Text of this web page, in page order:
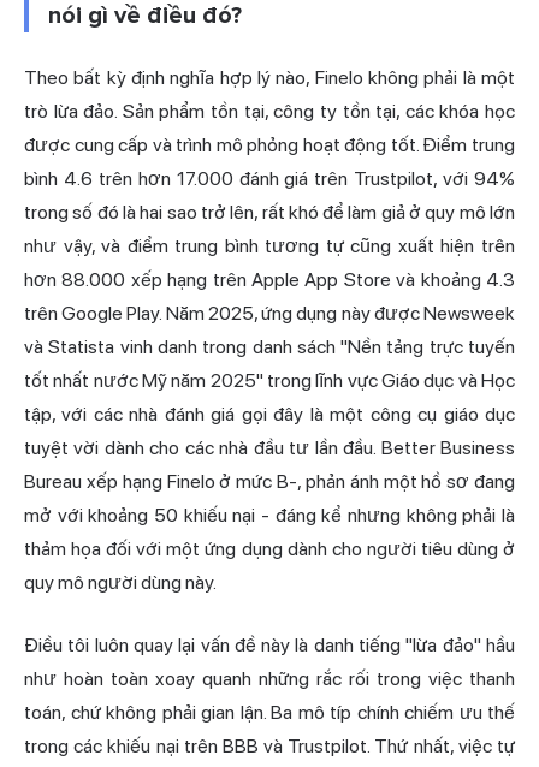
nói gì về điều đó?
Theo bất kỳ định nghĩa hợp lý nào, Finelo không phải là một
trò lừa đảo. Sản phẩm tồn tại, công ty tồn tại, các khóa học
được cung cấp và trình mô phỏng hoạt động tốt. Điểm trung
bình 4.6 trên hơn 17.000 đánh giá trên Trustpilot, với 94%
trong số đó là hai sao trở lên, rất khó để làm giả ở quy mô lớn
như vậy, và điểm trung bình tương tự cũng xuất hiện trên
hơn 88.000 xếp hạng trên Apple App Store và khoảng 4.3
trên Google Play. Năm 2025, ứng dụng này được Newsweek
và Statista vinh danh trong danh sách "Nền tảng trực tuyến
tốt nhất nước Mỹ năm 2025" trong lĩnh vực Giáo dục và Học
tập, với các nhà đánh giá gọi đây là một công cụ giáo dục
tuyệt vời dành cho các nhà đầu tư lần đầu. Better Business
Bureau xếp hạng Finelo ở mức B-, phản ánh một hồ sơ đang
mở với khoảng 50 khiếu nại - đáng kể nhưng không phải là
thảm họa đối với một ứng dụng dành cho người tiêu dùng ở
quy mô người dùng này.
Điều tôi luôn quay lại vấn đề này là danh tiếng "lừa đảo" hầu
như hoàn toàn xoay quanh những rắc rối trong việc thanh
toán, chứ không phải gian lận. Ba mô típ chính chiếm ưu thế
trong các khiếu nại trên BBB và Trustpilot. Thứ nhất, việc tự